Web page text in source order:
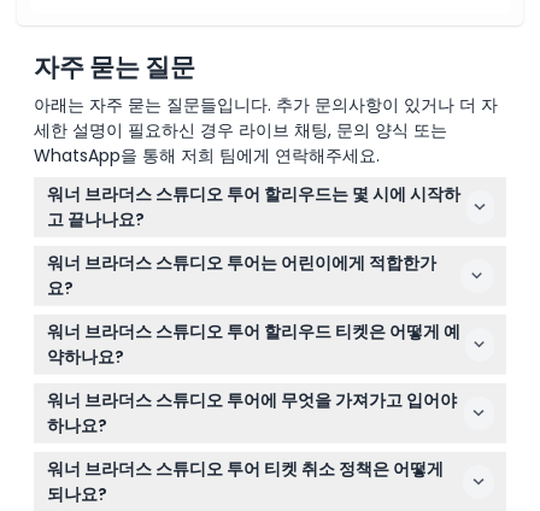
자주 묻는 질문
아래는 자주 묻는 질문들입니다. 추가 문의사항이 있거나 더 자
세한 설명이 필요하신 경우 라이브 채팅, 문의 양식 또는
WhatsApp을 통해 저희 팀에게 연락해주세요.
워너 브라더스 스튜디오 투어 할리우드는 몇 시에 시작하
고 끝나나요?
스튜디오 투어는 보통 매일 오전 8시 30분부터 오후 7시까
지 진행되지만 시간은 변동될 수 있으니, 이 웹사이트에서
티켓을 예약할 때 이용 가능 시간과 정확한 시간을 확인해
주세요. (변경 가능 — 예약 시 확인 필수)
워너 브라더스 스튜디오 투어는 어린이에게 적합한가
요?
네, 5세 이상 어린이는 투어에 참여할 수 있습니다. 5세에서
17세 사이의 어린이는 유료 성인 동반 시에만 참여 가능합
니다.
워너 브라더스 스튜디오 투어 할리우드 티켓은 어떻게 예
약하나요?
이 웹사이트에서 선호하는 날짜와 이용 가능 시간을 선택하
여 간편하게 티켓을 온라인으로 예약할 수 있습니다.
워너 브라더스 스튜디오 투어에 무엇을 가져가고 입어야
하나요?
걷기에 편한 신발과 복장을 착용하고, 투어 중 일부 구간이
야외이므로 햇볕 가리개 모자를 준비하는 것이 좋습니다.
워너 브라더스 스튜디오 투어 티켓 취소 정책은 어떻게
되나요?